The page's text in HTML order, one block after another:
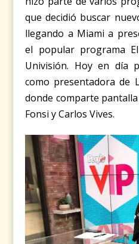
que decidió buscar
llegando a Miami a
el popular programa
Univisión. Hoy en día
como presentadora de
donde comparte
Fonsi y Carlos Vives.